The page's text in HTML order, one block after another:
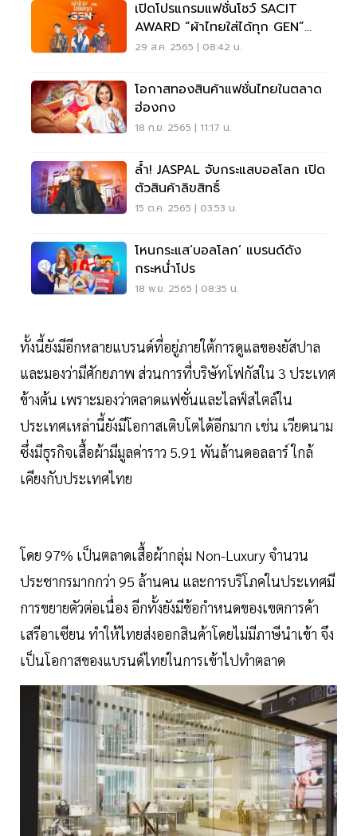
เปิดโปรแกรมแฟชั่นโชว์ SACIT
AWARD “ผ้าไทยใส่ได้ทุก GEN”
รอบชิงชนะเลิศ 4 ภาค
29 ส.ค. 2565 | 08:42 น.
โอกาสทองสินค้าแฟชั่นไทยในตลาด
ฮ่องกง
18 ก.ย. 2565 | 11:17 น.
ล้ำ! JASPAL จับกระแสบอลโลก เปิด
ตัวสินค้าลิขสิทธิ์
15 ต.ค. 2565 | 03:53 น.
โหนกระแส‘บอลโลก’ แบรนด์ดัง
กระหน่ำโปร
18 พ.ย. 2565 | 08:35 น.
ทั้งนี้ยังมีอีกหลายแบรนด์ที่อยู่ภายใต้การดูแลของยัสปาล
และมองว่ามีศักยภาพ ส่วนการที่บริษัทโฟกัสใน 3 ประเทศ
ข้างต้น เพราะมองว่าตลาดแฟชั่นและไลฟ์สไตล์ใน
ประเทศเหล่านี้ยังมีโอกาสเติบโตได้อีกมาก เช่น เวียดนาม
ซึ่งมีธุรกิจเสื้อผ้ามีมูลค่าราว 5.91 พันล้านดอลลาร์ ใกล้
เคียงกับประเทศไทย
โดย 97% เป็นตลาดเสื้อผ้ากลุ่ม Non-Luxury จำนวน
ประชากรมากกว่า 95 ล้านคน และการบริโภคในประเทศมี
การขยายตัวต่อเนื่อง อีกทั้งยังมีข้อกำหนดของเขตการค้า
เสรีอาเซียน ทำให้ไทยส่งออกสินค้าโดยไม่มีภาษีนำเข้า จึง
เป็นโอกาสของแบรนด์ไทยในการเข้าไปทำตลาด